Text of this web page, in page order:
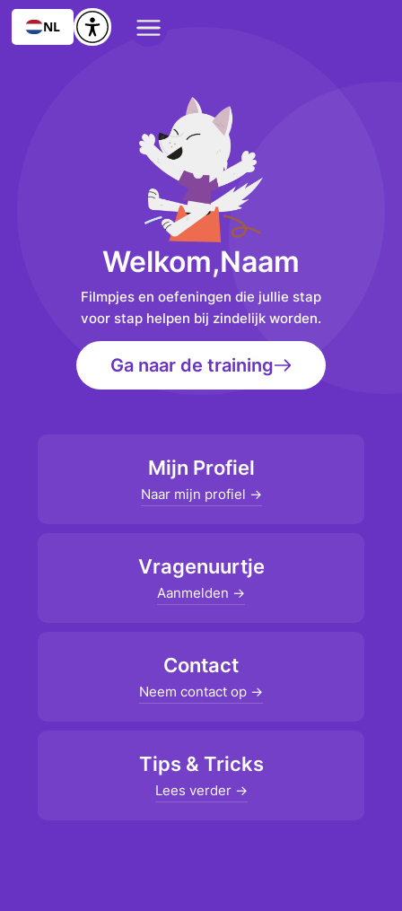
NL
Welkom,Naam
Filmpjes en oefeningen die jullie stap
voor stap helpen bij zindelijk worden.
Ga naar de training
Mijn Profiel
Naar mijn profiel →
Vragenuurtje
Aanmelden →
Contact
Neem contact op →
Tips & Tricks
Lees verder →